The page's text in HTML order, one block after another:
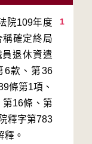
1
院109年度
確定終局
退休資遣
6款、第36
條第1項、
16條、第
釋字第783